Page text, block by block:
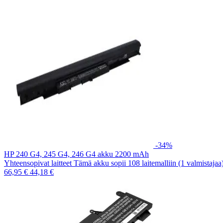
-34%
HP 240 G4, 245 G4, 246 G4 akku 2200 mAh
Yhteensopivat laitteet Tämä akku sopii 108 laitemalliin (1
66,95 € 44,18 €